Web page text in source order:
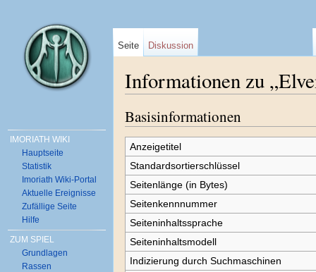
Informationen zu
Basisinformationen
Anzeigetitel
Standardsortierschlüssel
Seitenlänge (in Bytes)
Seitenkennnummer
Seiteninhaltssprache
Seiteninhaltsmodell
Indizierung durch Suchmaschinen
Seite Diskussion
IMORIATH WIKI
Hauptseite
Statistik
Imoriath Wiki-Portal
Aktuelle Ereignisse
Zufällige Seite
Hilfe
ZUM SPIEL
Grundlagen
Rassen